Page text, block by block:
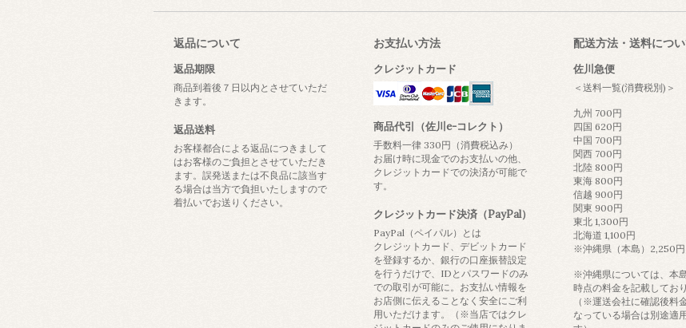
返品について
返品期限
商品到着後７日以内とさせていただ
きます。
返品送料
お客様都合による返品につきまして
はお客様のご負担とさせていただき
ます。誤発送または不良品に該当す
る場合は当方で負担いたしますので
着払いでお送りください。
お支払い方法
クレジットカード
商品代引（佐川e-コレクト）
手数料一律 330円（消費税込み）
お届け時に現金でのお支払いの他、
クレジットカードでの決済が可能で
す。
クレジットカード決済（PayPal）
PayPal（ペイパル）とは
クレジットカード、デビットカード
を登録するか、銀行の口座振替設定
を行うだけで、IDとパスワードのみ
での取引が可能に。お支払い情報を
お店側に伝えることなく安全にご利
用いただけます。（※当店ではクレ
配送方法・送料につ
佐川急便
＜送料一覧(消費税別)＞
九州 700円
四国 620円
中国 700円
関西 700円
北陸 800円
東海 800円
信越 900円
関東 900円
東北 1,300円
北海道 1,100円
※沖縄県（本島）2,250円
※沖縄県については、本
時点の料金を記載しており
（※運送会社に確認後料
なっている場合は別途適